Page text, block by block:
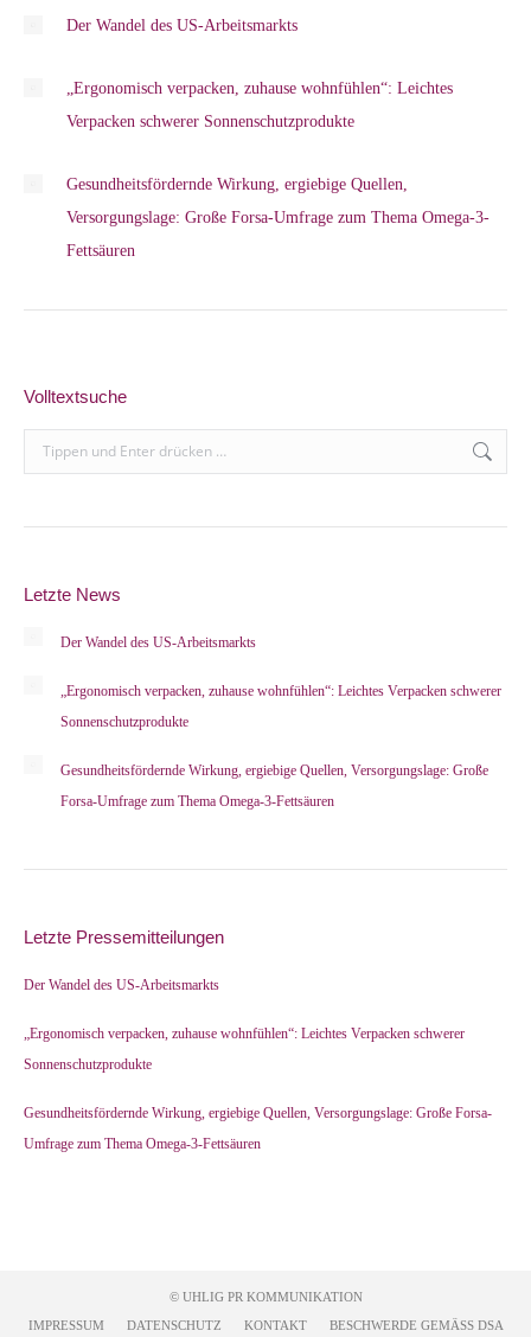
Der Wandel des US-Arbeitsmarkts
„Ergonomisch verpacken, zuhause wohnfühlen“: Leichtes
Verpacken schwerer Sonnenschutzprodukte
Gesundheitsfördernde Wirkung, ergiebige Quellen,
Versorgungslage: Große Forsa-Umfrage zum Thema Omega-3-
Fettsäuren
Volltextsuche
Search:
Letzte News
Der Wandel des US-Arbeitsmarkts
„Ergonomisch verpacken, zuhause wohnfühlen“: Leichtes Verpacken schwerer
Sonnenschutzprodukte
Gesundheitsfördernde Wirkung, ergiebige Quellen, Versorgungslage: Große
Forsa-Umfrage zum Thema Omega-3-Fettsäuren
Letzte Pressemitteilungen
Der Wandel des US-Arbeitsmarkts
„Ergonomisch verpacken, zuhause wohnfühlen“: Leichtes Verpacken schwerer
Sonnenschutzprodukte
Gesundheitsfördernde Wirkung, ergiebige Quellen, Versorgungslage: Große Forsa-
Umfrage zum Thema Omega-3-Fettsäuren
© UHLIG PR KOMMUNIKATION
IMPRESSUM
DATENSCHUTZ KONTAKT BESCHWERDE GEMÄSS DSA